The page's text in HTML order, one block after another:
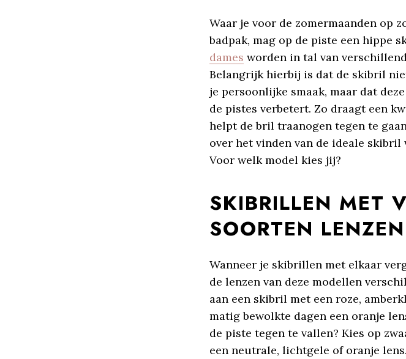
Waar je voor de zomermaanden op
badpak, mag op de piste een hippe
dames worden in tal van
Belangrijk hierbij is dat de skibril
je persoonlijke smaak, maar dat
de pistes verbetert. Zo draagt een
helpt de bril traanogen tegen te
over het vinden van de ideale
Voor welk model kies jij?
SKIBRILLEN MET
SOORTEN LENZEN
Wanneer je skibrillen met elkaar
de lenzen van deze modellen
aan een skibril met een roze,
matig bewolkte dagen een oranje
de piste tegen te vallen? Kies op
een neutrale, lichtgele of oranje